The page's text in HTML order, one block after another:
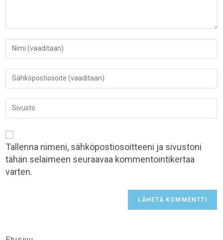
Tallenna nimeni, sähköpostiosoitteeni ja sivustoni
tähän selaimeen seuraavaa kommentointikertaa
varten.